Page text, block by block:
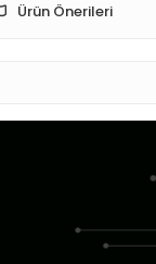
Ürün Önerileri